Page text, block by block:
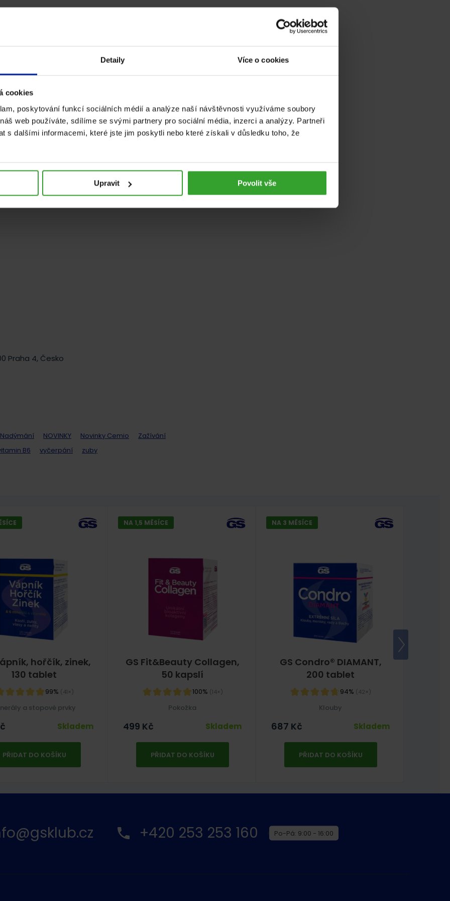
Detaily Více o cookies
cookies
poskytování funkcí sociálních médií a analýze naší návštěvnosti využíváme soubory
web používáte, sdílíme se svými partnery pro sociální média, inzerci a analýzy. Partneři
s dalšími informacemi, které jste jim poskytli nebo které získali v důsledku toho, že
Upravit Povolit vše
po jídle. Příznivého účinku se dosáhne při užiti 1 g alespoň 30 minut
Praha 4, Česko
Nadýmání NOVINKY Novinky Cemio
Zažívání
B6 vyčerpání zuby
hořčík, zinek,
130 tablet
99% (41×)
a stopové prvky
Skladem
PŘIDAT DO KOŠÍKU
GS Fit&Beauty Collagen,
50 kapslí
100% (14×)
NA 1,5 MĚSÍCE
Pokožka
499 Kč Skladem
PŘIDAT DO KOŠÍKU
GS Condro® DIAMANT,
200 tablet
94% (42×)
NA 3 MĚSÍCE
Klouby
687 Kč Skladem
PŘIDAT DO KOŠÍKU
+420 253 253 160 Po-Pá: 9:00 - 16:00